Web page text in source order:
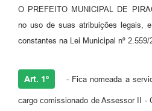
O PREFEITO MUNICIPAL DE
no uso de suas atribuições legais,
constantes na Lei Municipal nº 2.559/
Art. 1º - Fica nomeada a
cargo comissionado de Assessor II -